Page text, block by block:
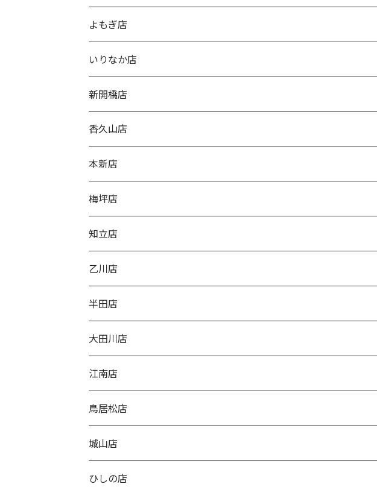
よもぎ店
いりなか店
新開橋店
香久山店
本新店
梅坪店
知立店
乙川店
半田店
大田川店
江南店
鳥居松店
城山店
ひしの店